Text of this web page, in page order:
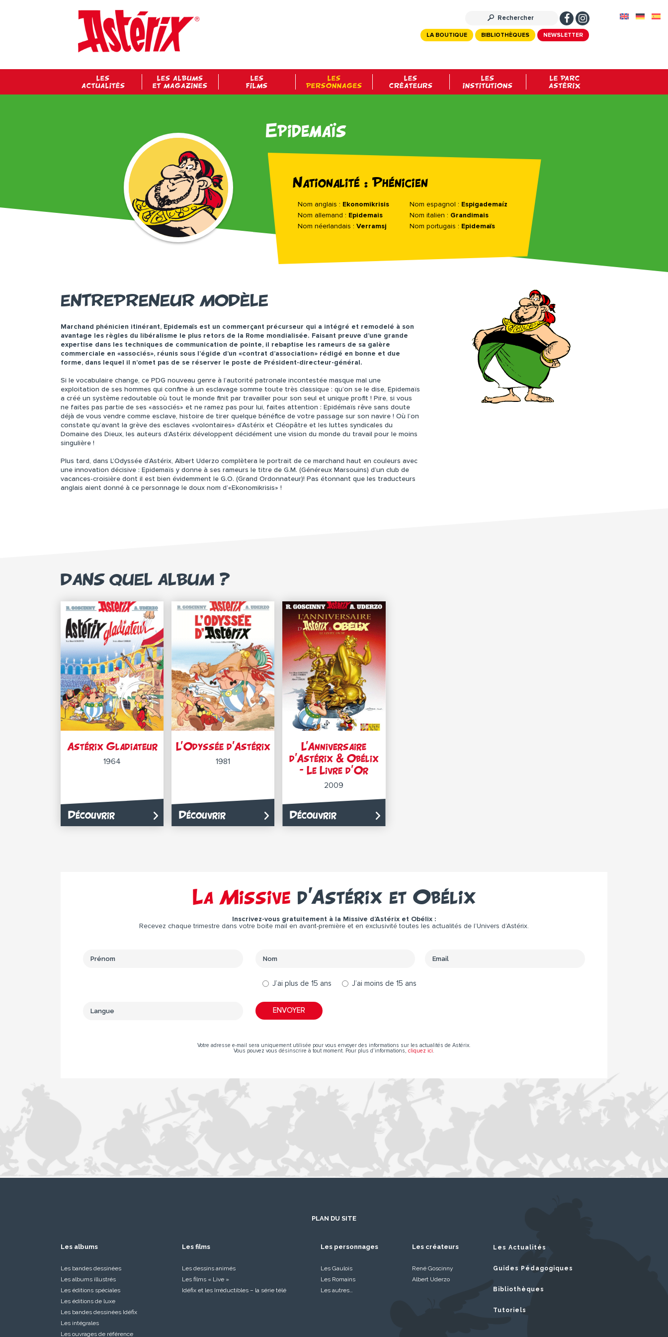
NEWSLETTER
BIBLIOTHÈQUES
LA BOUTIQUE
LES
ACTUALITÉS
LES ALBUMS
ET MAGAZINES
LES
FILMS
LES
PERSONNAGES
LES
CRÉATEURS
LES
INSTITUTIONS
LE PARC
ASTÉRIX
Epidemaïs
Nationalité : Phénicien
Nom anglais : Ekonomikrisis
Nom allemand : Epidemais
Nom néerlandais : Verramsj
Nom espagnol : Espigademaíz
Nom italien : Grandimais
Nom portugais : Epidemaïs
ENTREPRENEUR MODÈLE
Marchand phénicien itinérant, Epidemaïs est un commerçant précurseur qui a intégré et remodelé à son
avantage les règles du libéralisme le plus retors de la Rome mondialisée. Faisant preuve d’une grande
expertise dans les techniques de communication de pointe, il rebaptise les rameurs de sa galère
commerciale en «associés», réunis sous l’égide d’un «contrat d’association» rédigé en bonne et due
forme, dans lequel il n’omet pas de se réserver le poste de Président-directeur-général.
Si le vocabulaire change, ce PDG nouveau genre à l’autorité patronale incontestée masque mal une
exploitation de ses hommes qui confine à un esclavage somme toute très classique : qu’on se le dise, Epidemaïs
a créé un système redoutable où tout le monde finit par travailler pour son seul et unique profit ! Pire, si vous
ne faites pas partie de ses «associés» et ne ramez pas pour lui, faites attention : Epidémaïs rêve sans doute
déjà de vous vendre comme esclave, histoire de tirer quelque bénéfice de votre passage sur son navire ! Où l’on
constate qu’avant la grève des esclaves «volontaires» d’Astérix et Cléopâtre et les luttes syndicales du
Domaine des Dieux, les auteurs d’Astérix développent décidément une vision du monde du travail pour le moins
singulière !
Plus tard, dans L’Odyssée d’Astérix, Albert Uderzo complètera le portrait de ce marchand haut en couleurs avec
une innovation décisive : Epidemaïs y donne à ses rameurs le titre de G.M. (Généreux Marsouins) d’un club de
vacances-croisière dont il est bien évidemment le G.O. (Grand Ordonnateur)! Pas étonnant que les traducteurs
anglais aient donné à ce personnage le doux nom d’«Ekonomikrisis» !
DANS QUEL ALBUM ?
Astérix Gladiateur
1964
Découvrir
L’Odyssée d’Astérix
1981
Découvrir
L’Anniversaire
d’Astérix & Obélix
– Le Livre d’Or
2009
Découvrir
La Missive d’Astérix et Obélix
Inscrivez-vous gratuitement à la Missive d’Astérix et Obélix :
Recevez chaque trimestre dans votre boite mail en avant-première et en exclusivité toutes les actualités de l’Univers d’Astérix.
J’ai plus de 15 ans J’ai moins de 15 ans
Votre adresse e-mail sera uniquement utilisée pour vous envoyer des informations sur les actualités de Astérix.
Vous pouvez vous désinscrire à tout moment. Pour plus d’informations, cliquez ici
PLAN DU SITE
Les albums
Les bandes dessinées
Les albums illustrés
Les éditions spéciales
Les éditions de luxe
Les bandes dessinées Idéfix
Les intégrales
Les ouvrages de référence
Les films
Les dessins animés
Les films « Live »
Idéfix et les Irréductibles – la série télé
Les personnages
Les Gaulois
Les Romains
Les autres…
Les créateurs
René Goscinny
Albert Uderzo
Les Actualités
Guides Pédagogiques
Bibliothèques
Tutoriels